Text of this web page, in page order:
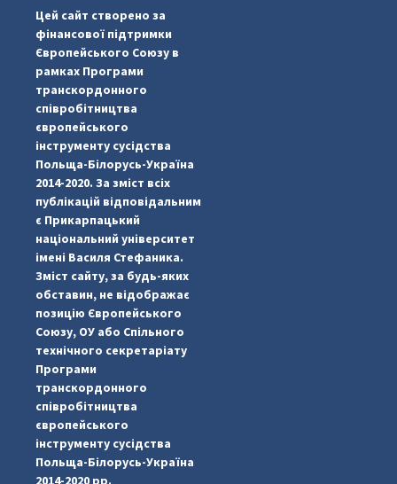
#PipIvanToday
Цей сайт створено за
фінансової підтримки
Європейського Союзу в
рамках Програми
транскордонного
співробітництва
європейського
інструменту сусідства
Польща-Білорусь-Україна
2014-2020. За зміст всіх
публікацій відповідальним
є Прикарпацький
національний університет
імені Василя Стефаника.
Зміст сайту, за будь-яких
обставин, не відображає
позицію Європейського
Союзу, ОУ або Спільного
технічного секретаріату
Програми
транскордонного
співробітництва
європейського
інструменту сусідства
Польща-Білорусь-Україна
2014-2020 рр.